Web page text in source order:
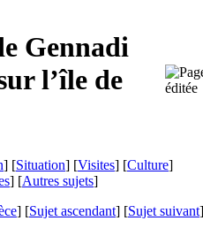
Gennadi
l’île de
] [Situation] [Visites] [Culture]
] [Autres sujets]
] [Sujet ascendant] [Sujet suivant]